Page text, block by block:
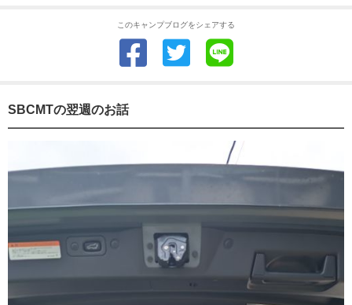
このキャンプブログをシェアする
SBCMTの翌週のお話